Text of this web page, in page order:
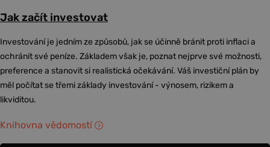
Jak začít investovat
Investování je jedním ze způsobů, jak se účinně bránit proti inflaci a
ochránit své peníze. Základem však je, poznat nejprve své možnosti,
preference a stanovit si realistická očekávání. Váš investiční plán by
měl počítat se třemi základy investování - výnosem, rizikem a
likviditou.
Knihovna vědomostí